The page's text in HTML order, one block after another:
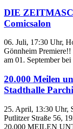
DIE
Comicsalon
06. Juli, 17:30 Uhr,
Gönnheim
am 01. September
20.000 Meilen
Stadthalle
25. April, 13:30 Uhr,
Putlitzer Straße 56,
20.000 MEILEN